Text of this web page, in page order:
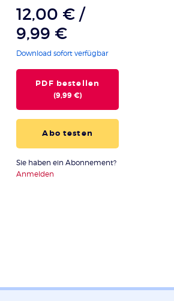
12,00 € /
9,99 €
Download sofort verfügbar
PDF bestellen
(9,99 €)
Abo testen
Sie haben ein Abonnement?
Anmelden